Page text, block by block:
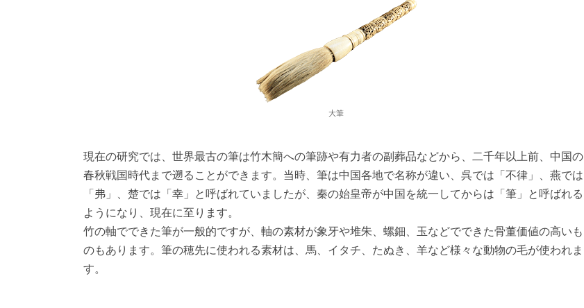
大筆
現在の研究では、世界最古の筆は竹木簡への筆跡や有力者の副葬品などから、二千年以上前、中国の
春秋戦国時代まで遡ることができます。当時、筆は中国各地で名称が違い、呉では「不律」、燕では
「弗」、楚では「幸」と呼ばれていましたが、秦の始皇帝が中国を統一してからは「筆」と呼ばれる
ようになり、現在に至ります。
竹の軸でできた筆が一般的ですが、軸の素材が象牙や堆朱、螺鈿、玉などでできた骨董価値の高いも
のもあります。筆の穂先に使われる素材は、馬、イタチ、たぬき、羊など様々な動物の毛が使われま
す。